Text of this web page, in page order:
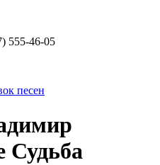
555-46-05
песен
Судьба